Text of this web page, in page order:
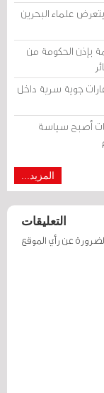
علماء البحرين
بإذن الحكومة من
جوية سرية داخل
أصبح سياسة
المزيد...
التعليقات
عن رأي الموقع